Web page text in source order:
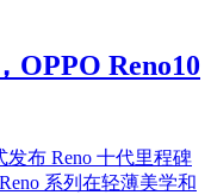
OPPO Reno10
发布 Reno 十代里程碑
系列在轻薄美学和